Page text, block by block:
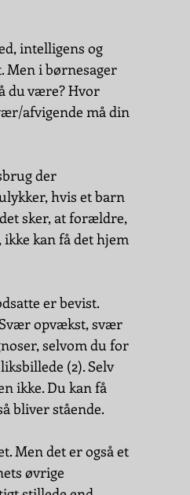
intelligens og
Men i børnesager
du være? Hvor
afvigende må din
der
hvis et barn
sker, at forældre,
kan få det hjem
er bevist.
opvækst, svær
selvom du for
(2). Selv
ikke. Du kan få
bliver stående.
Men det er også et
øvrige